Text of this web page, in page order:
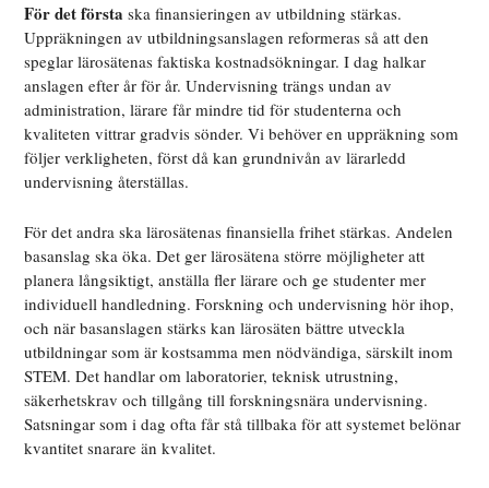
För det förstaska finansieringen av utbildning stärkas.
Uppräkningen av utbildningsanslagen reformeras så att den
speglar lärosätenas faktiska kostnadsökningar. I dag halkar
anslagen efter år för år. Undervisning trängs undan av
administration, lärare får mindre tid för studenterna och
kvaliteten vittrar gradvis sönder. Vi behöver en uppräkning som
följer verkligheten, först då kan grundnivån av lärarledd
undervisning återställas.
För det andraska lärosätenas finansiella frihet stärkas. Andelen
basanslag ska öka. Det ger lärosätena större möjligheter att
planera långsiktigt, anställa fler lärare och ge studenter mer
individuell handledning. Forskning och undervisning hör ihop,
och när basanslagen stärks kan lärosäten bättre utveckla
utbildningar som är kostsamma men nödvändiga, särskilt inom
STEM. Det handlar om laboratorier, teknisk utrustning,
säkerhetskrav och tillgång till forskningsnära undervisning.
Satsningar som i dag ofta får stå tillbaka för att systemet belönar
kvantitet snarare än kvalitet.